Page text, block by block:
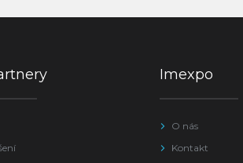
Imexpo
O nás
Kontakt